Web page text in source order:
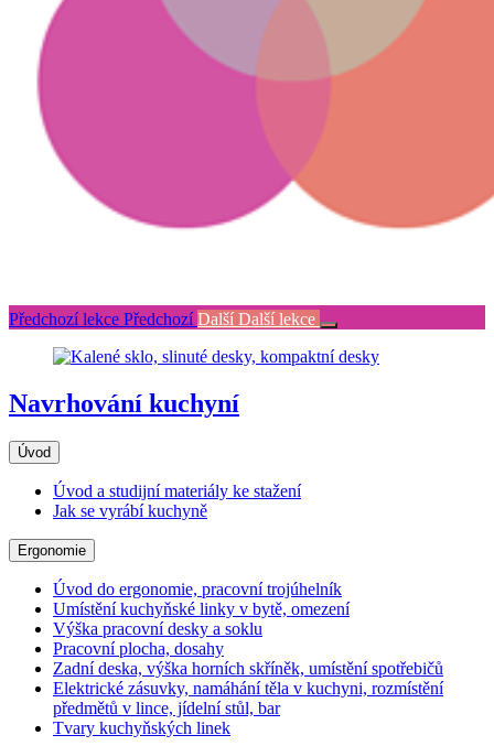
Předchozí lekce Předchozí Další Další lekce
Navrhování kuchyní
Úvod
Úvod a studijní materiály ke stažení
Jak se vyrábí kuchyně
Ergonomie
Úvod do ergonomie, pracovní trojúhelník
Umístění kuchyňské linky v bytě, omezení
Výška pracovní desky a soklu
Pracovní plocha, dosahy
Zadní deska, výška horních skříněk, umístění spotřebičů
Elektrické zásuvky, namáhání těla v kuchyni, rozmístění
předmětů v lince, jídelní stůl, bar
Tvary kuchyňských linek